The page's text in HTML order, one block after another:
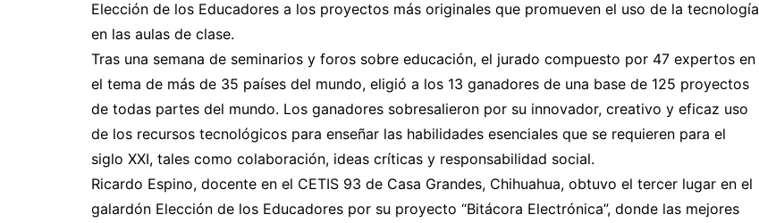
Elección de los Educadores a los proyectos más originales que promueven el uso de la tecnología
en las aulas de clase.
Tras una semana de seminarios y foros sobre educación, el jurado compuesto por 47 expertos en
el tema de más de 35 países del mundo, eligió a los 13 ganadores de una base de 125 proyectos
de todas partes del mundo. Los ganadores sobresalieron por su innovador, creativo y eficaz uso
de los recursos tecnológicos para enseñar las habilidades esenciales que se requieren para el
siglo XXI, tales como colaboración, ideas críticas y responsabilidad social.
Ricardo Espino, docente en el CETIS 93 de Casa Grandes, Chihuahua, obtuvo el tercer lugar en el
galardón Elección de los Educadores por su proyecto “Bitácora Electrónica”, donde las mejores